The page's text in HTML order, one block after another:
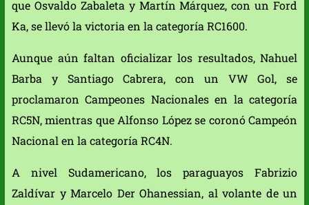
que Osvaldo Zabaleta y Martín Márquez, con un Ford
Ka, se llevó la victoria en la categoría RC1600.
Aunque aún faltan oficializar los resultados, Nahuel
Barba y Santiago Cabrera, con un VW Gol, se
proclamaron Campeones Nacionales en la categoría
RC5N, mientras que Alfonso López se coronó Campeón
Nacional en la categoría RC4N.
A nivel Sudamericano, los paraguayos Fabrizio
Zaldívar y Marcelo Der Ohanessian, al volante de un